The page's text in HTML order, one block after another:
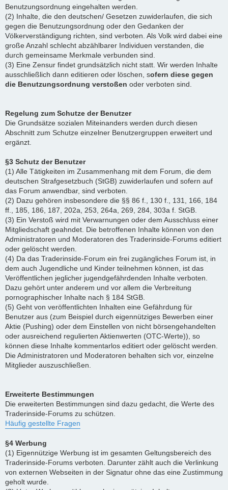
Benutzungsordnung eingehalten werden.
(2) Inhalte, die den deutschen/ Gesetzen zuwiderlaufen, die sich
gegen die Benutzungsordnung oder den Gedanken der
Völkerverständigung richten, sind verboten. Als Volk wird dabei eine
große Anzahl schlecht abzählbarer Individuen verstanden, die
durch gemeinsame Merkmale verbunden sind.
(3) Eine Zensur findet grundsätzlich nicht statt. Wir werden Inhalte
ausschließlich dann editieren oder löschen, sofern diese gegen
die Benutzungsordnung verstoßen oder verboten sind.
Regelung zum Schutze der Benutzer
Die Grundsätze sozialen Miteinanders werden durch diesen
Abschnitt zum Schutze einzelner Benutzergruppen erweitert und
ergänzt.
§3 Schutz der Benutzer
(1) Alle Tätigkeiten im Zusammenhang mit dem Forum, die dem
deutschen Strafgesetzbuch (StGB) zuwiderlaufen und sofern auf
das Forum anwendbar, sind verboten.
(2) Dazu gehören insbesondere die §§ 86 f., 130 f., 131, 166, 184
ff., 185, 186, 187, 202a, 253, 264a, 269, 284, 303a f. StGB.
(3) Ein Verstoß wird mit Verwarnungen oder dem Ausschluss einer
Mitgliedschaft geahndet. Die betroffenen Inhalte können von den
Administratoren und Moderatoren des Traderinside-Forums editiert
oder gelöscht werden.
(4) Da das Traderinside-Forum ein frei zugängliches Forum ist, in
dem auch Jugendliche und Kinder teilnehmen können, ist das
Veröffentlichen jeglicher jugendgefährdenden Inhalte verboten.
Dazu gehört unter anderem und vor allem die Verbreitung
pornographischer Inhalte nach § 184 StGB.
(5) Geht von veröffentlichten Inhalten eine Gefährdung für
Benutzer aus (zum Beispiel durch eigennütziges Bewerben einer
Aktie (Pushing) oder dem Einstellen von nicht börsengehandelten
oder ausreichend regulierten Aktienwerten (OTC-Werte)), so
können diese Inhalte kommentarlos editiert oder gelöscht werden.
Die Administratoren und Moderatoren behalten sich vor, einzelne
Mitglieder auszuschließen.
Erweiterte Bestimmungen
Die erweiterten Bestimmungen sind dazu gedacht, die Werte des
Traderinside-Forums zu schützen.
Häufig gestellte Fragen
§4 Werbung
(1) Eigennützige Werbung ist im gesamten Geltungsbereich des
Traderinside-Forums verboten. Darunter zählt auch die Verlinkung
von externen Webseiten in der Signatur ohne das eine Zustimmung
geholt wurde.